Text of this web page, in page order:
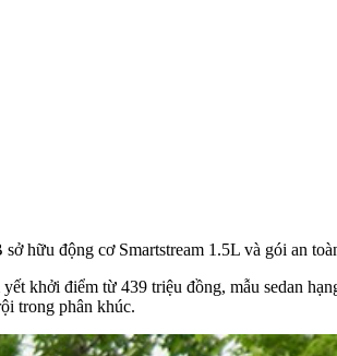
hữu động cơ Smartstream 1.5L và gói an
khởi điểm từ 439 triệu đồng, mẫu sedan
trong phân khúc.